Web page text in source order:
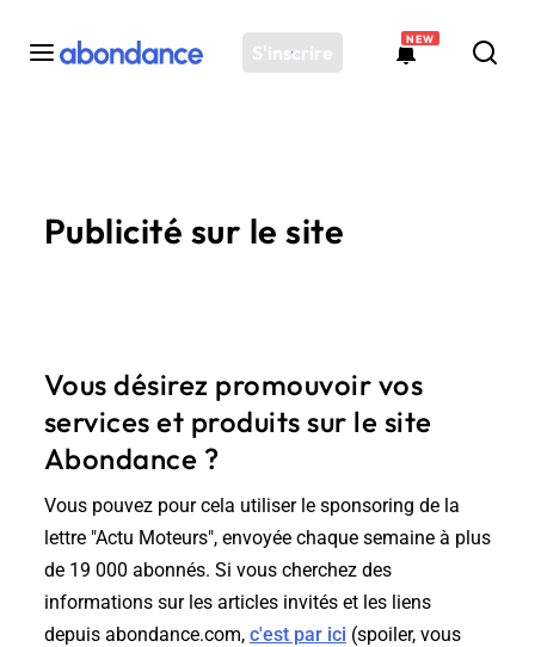
S'inscrire
NEW
Plateforme
Audit SEO
Publicité sur le site
Vous désirez promouvoir vos
services et produits sur le site
Abondance ?
Vous pouvez pour cela utiliser le sponsoring de la
lettre "Actu Moteurs", envoyée chaque semaine à plus
de 19 000 abonnés. Si vous cherchez des
informations sur les articles invités et les liens
depuis abondance.com, c'est par ici (spoiler, vous